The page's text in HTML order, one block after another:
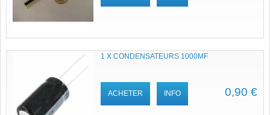
1 X CONDENSATEURS 1000ΜF
0,90 €
ACHETER INFO